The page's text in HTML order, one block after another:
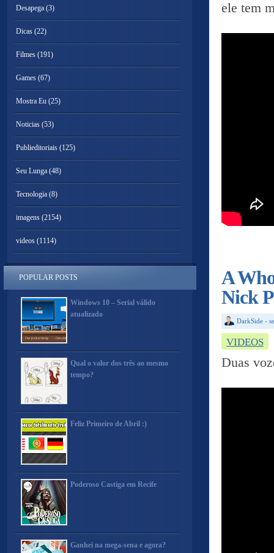
ele tem
A
Nick
DarkSide -
VIDEOS
Duas
Desapega (3)
Dicas (22)
Filmes (191)
Games (67)
Mostra Eu (25)
Noticias (53)
Publieditoriais (125)
Seu Lunga (48)
Tecnologia (8)
imagens (2154)
videos (1114)
POPULAR POSTS
Windows 10 – Serial válido
atualizado
Qual o valor dos três ao mesmo
tempo?
Feliz Primeiro de Abril :)
Poderoso Castiga em Recife
Ganhei na mega-sena e agora?